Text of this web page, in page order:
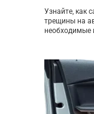
Узнайте, как
трещины на
необходимые